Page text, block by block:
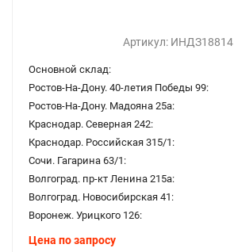
Артикул: ИНДЗ18814
Основной склад:
Ростов-На-Дону. 40-летия Победы 99:
Ростов-На-Дону. Мадояна 25а:
Краснодар. Северная 242:
Краснодар. Российская 315/1:
Сочи. Гагарина 63/1:
Волгоград. пр-кт Ленина 215а:
Волгоград. Новосибирская 41:
Воронеж. Урицкого 126:
Цена по запросу